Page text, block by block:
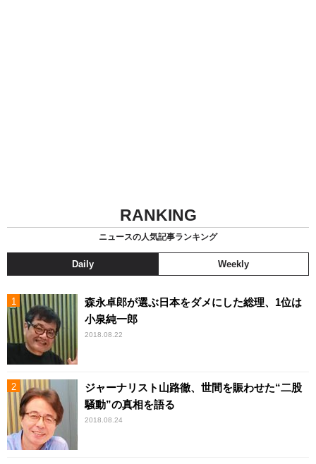
RANKING
ニュースの人気記事ランキング
Daily Weekly
森永卓郎が選ぶ日本をダメにした総理、1位は
小泉純一郎
2018.08.22
ジャーナリスト山路徹、世間を賑わせた“二股
騒動”の真相を語る
2018.08.24